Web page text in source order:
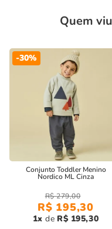
inverno com muito charme!
Quem
-30%
Conjunto Toddler Menino
Nordico ML Cinza
R$ 279,00
R$ 195,30
1 R$ 195,30